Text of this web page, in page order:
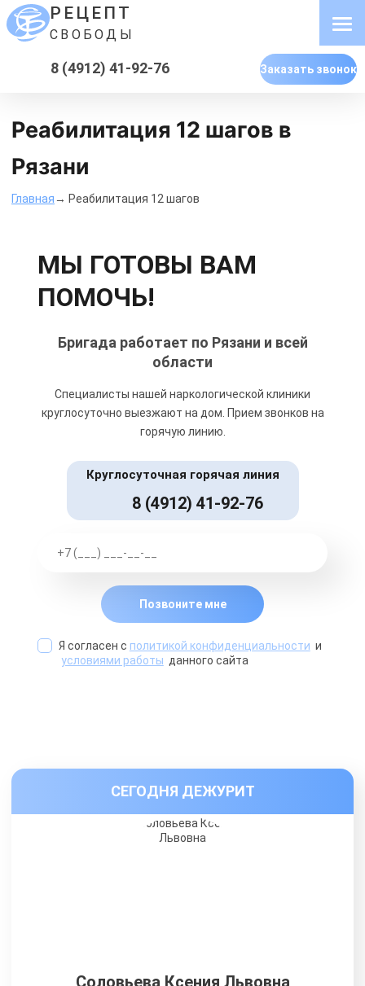
РЕЦЕПТ
СВОБОДЫ
8 (4912) 41-92-76 Заказать звонок
Реабилитация 12 шагов в
Рязани
Главная→ Реабилитация 12 шагов
МЫ ГОТОВЫ ВАМ
ПОМОЧЬ!
Бригада работает по Рязани и всей
области
Специалисты нашей наркологической клиники
круглосуточно выезжают на дом. Прием звонков на
горячую линию.
Круглосуточная горячая линия
8 (4912) 41-92-76
Позвоните мне
Я согласен с политикой конфиденциальности и
условиями работы данного сайта
СЕГОДНЯ ДЕЖУРИТ
Соловьева Ксения Львовна